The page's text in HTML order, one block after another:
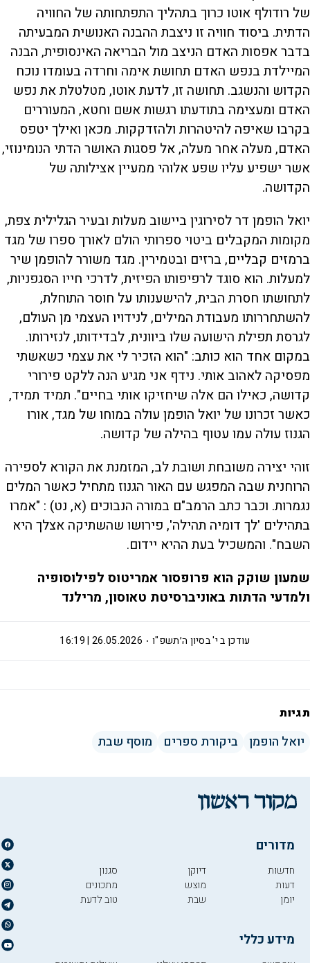
של רודולף אוטו כרוך בתהליך התפתחותה של החוויה
הדתית. ביסוד חוויה זו ניצבת ההבנה האנושית המבעיתה
בדבר אפסות האדם הניצב מול הבריאה האינסופית, הבנה
המיילדת בנפש האדם תחושת אימה וחרדה בעומדו נוכח
הקדוש והנשגב. תחושה זו, לדעת אוטו, מטלטלת את נפש
האדם ומעצימה בתודעתו רגשות אשם וחטא, המעוררים
בקרבו שאיפה להיטהרות ולהזדקקות. מכאן ואילך יטפס
האדם, מעלה אחר מעלה, אל פסגות האושר הדתי הנומינוזי,
אשר ישפיע עליו שפע אלוהי ממעיין אצילותה של
הקדושה.
יואל הופמן דר לסירוגין ביישוב מעלות ובעיר הגלילית צפת,
מקומות המקבלים ביטוי ספרותי הולם לאורך ספרו של מגד
ברמזים קבליים, ברזים ובטמירין. מגד משורר להופמן שיר
למעלות. הוא סוגד לרפיפותו הפיזית, לדרכי חייו הסגפניות,
לתחושתו חסרת הבית, להישענותו על חוסר התוחלת,
להשתחררותו מעבודת המילים, לנידויו העצמי מן העולם,
לגרסת תפילת הישועה שלו ביוונית, לבדידותו, לנזירותו.
במקום אחד הוא כותב: "הוא הזכיר לי את עצמי כשאשתי
מפסיקה לאהוב אותי. נידף אני מגיע הנה ללקט פירורי
קדושה, כאילו הם אלה שיחזיקו אותי בחיים". תמיד תמיד,
כאשר זכרונו של יואל הופמן עולה במוחו של מגד, אורו
הגנוז עולה עמו עטוף בהילה של קדושה.
זוהי יצירה משובחת ושובת לב, המזמנת את הקורא לספירה
הרוחנית שבה המפגש עם האור הגנוז מתחיל כאשר המלים
נגמרות. וכבר כתב הרמב"ם במורה הנבוכים (א, נט) : "אמרו
בתהילים 'לך דומיה תהילה', פירושו שהשתיקה אצלך היא
השבח". והמשכיל בעת ההיא יידום.
שמעון שוקק הוא פרופסור אמריטוס לפילוסופיה
ולמדעי הדתות באוניברסיטת טאוסון, מרילנד
י' בסיון ה׳תשפ"ו 26.05.2026 | 16:19 עודכן ב
תגיות
יואל הופמן ביקורת ספרים מוסף שבת
מדורים
חדשות
דעות
יומן
דיוקן
מוצש
שבת
סגנון
מתכונים
טוב לדעת
מידע כללי